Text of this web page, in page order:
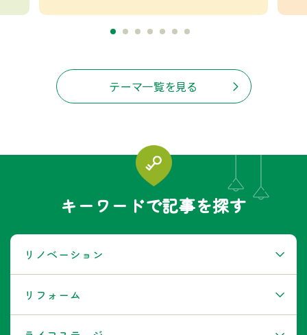
テーマ一覧を見る
キーワードで記事を探す
リノベーション
リフォーム